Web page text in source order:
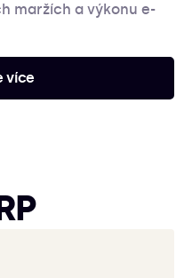
maržích a výkonu e-
více